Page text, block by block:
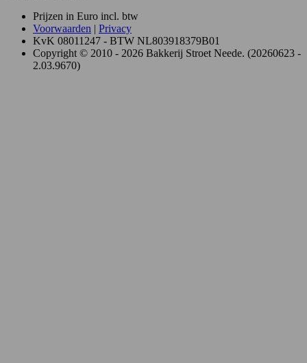
Prijzen in Euro incl. btw
Voorwaarden | Privacy
KvK 08011247 - BTW NL803918379B01
Copyright © 2010 - 2026 Bakkerij Stroet Neede. (20260623 -
2.03.9670)